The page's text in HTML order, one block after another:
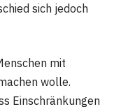
sich jedoch
mit
wolle.
Einschränkungen